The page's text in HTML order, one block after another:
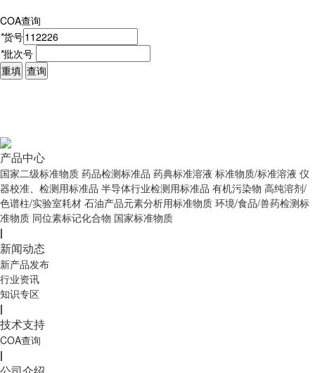
COA查询
*货号
*批次号
重填 查询
产品中心
国家二级标准物质 药品检测标准品 药典标准溶液 标准物质/标准溶液 仪
器校准、检测用标准品 半导体行业检测用标准品 有机污染物 高纯溶剂/
色谱柱/实验室耗材 石油产品元素分析用标准物质 环境/食品/兽药检测标
准物质 同位素标记化合物 国家标准物质
|
新闻动态
新产品发布
行业资讯
知识专区
|
技术支持
COA查询
|